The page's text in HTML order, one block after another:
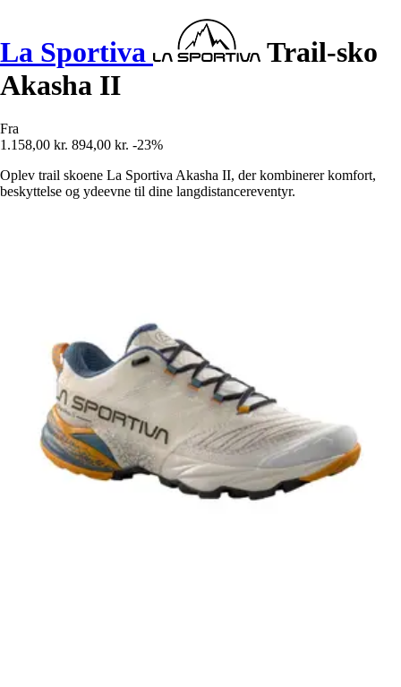
La Sportiva
Trail-sko
Akasha II
Fra
1.158,00 kr. 894,00 kr. -23%
Oplev trail skoene La Sportiva Akasha II, der kombinerer komfort,
beskyttelse og ydeevne til dine langdistancereventyr.